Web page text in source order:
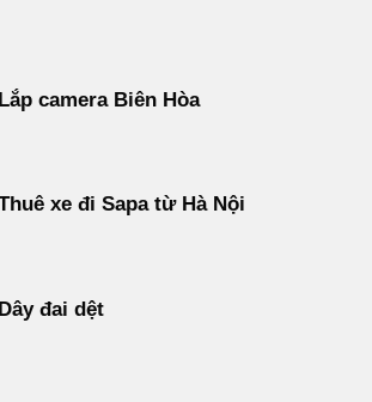
Lắp camera Biên Hòa
xe đi Sapa từ Hà Nội
Dây đai dệt